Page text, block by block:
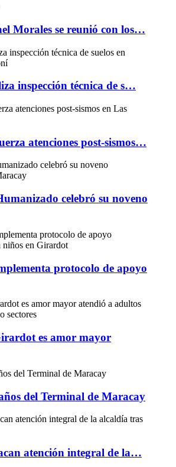
Morales se reunió con los…
inspección técnica de s…
atenciones post-sismos…
celebró su noveno
protocolo de apoyo
es amor mayor
del Terminal de Maracay
atención integral de la…